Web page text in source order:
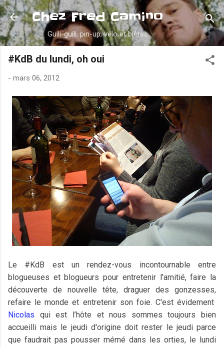
Accéder au contenu principal
Chez Fred Camino
Guili-guili, pin-up, vélo et bières
#KdB du lundi, oh oui
- mars 06, 2012
Le #KdB est un rendez-vous incontournable entre
blogueuses et blogueurs pour entretenir l'amitié, faire la
découverte de nouvelle tête, draguer des gonzesses,
refaire le monde et entretenir son foie. C'est évidement
Nicolas qui est l’hôte et nous sommes toujours bien
accueilli mais le jeudi d'origine doit rester le jeudi parce
que faudrait pas pousser mémé dans les orties, le lundi